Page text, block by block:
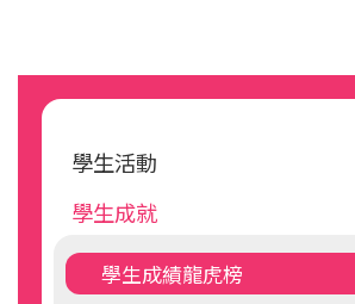
Main
navigation
學生活動
學生成就
學生成績龍虎榜